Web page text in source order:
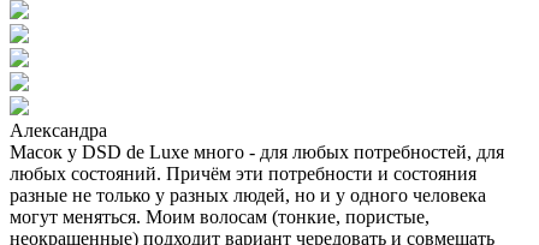
Александра
Масок у DSD de Luxe много - для любых потребностей, для
любых состояний. Причём эти потребности и состояния
разные не только у разных людей, но и у одного человека
могут меняться. Моим волосам (тонкие, пористые,
неокрашенные) подходит вариант чередовать и совмещать